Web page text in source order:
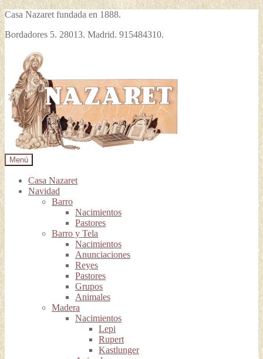
Casa Nazaret fundada en 1888.
Bordadores 5. 28013. Madrid. 915484310.
la
navegación
contenido
Menú
Casa Nazaret
Navidad
Barro
Nacimientos
Pastores
Barro y Tela
Nacimientos
Anunciaciones
Reyes
Pastores
Grupos
Animales
Madera
Nacimientos
Lepi
Rupert
Kastlunger